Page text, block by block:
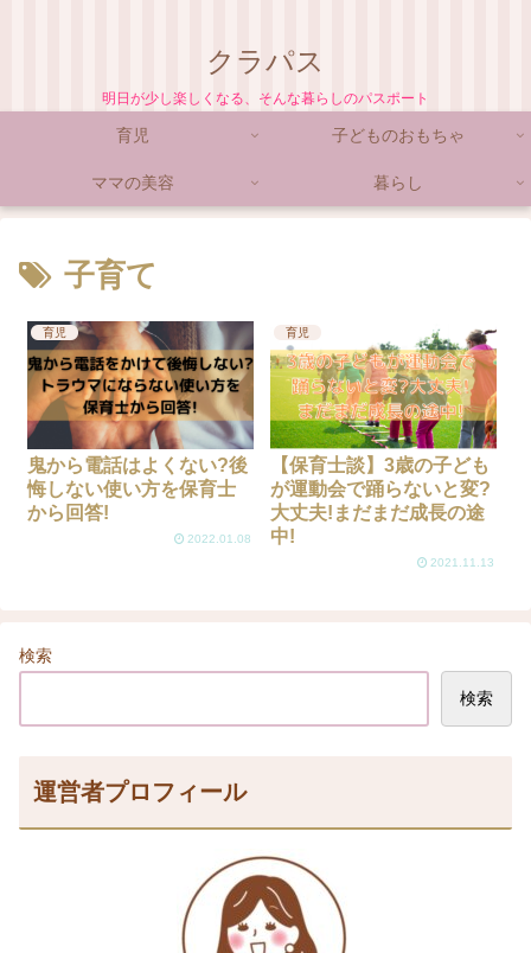
クラパス
明日が少し楽しくなる、そんな暮らしのパスポート
育児 子どものおもちゃ
ママの美容 暮らし
子育て
育児
鬼から電話はよくない?後
悔しない使い方を保育士
から回答!
2022.01.08
育児
【保育士談】3歳の子ども
が運動会で踊らないと変?
大丈夫!まだまだ成長の途
中!
2021.11.13
検索
検索
運営者プロフィール